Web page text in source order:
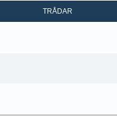
TRÅDAR